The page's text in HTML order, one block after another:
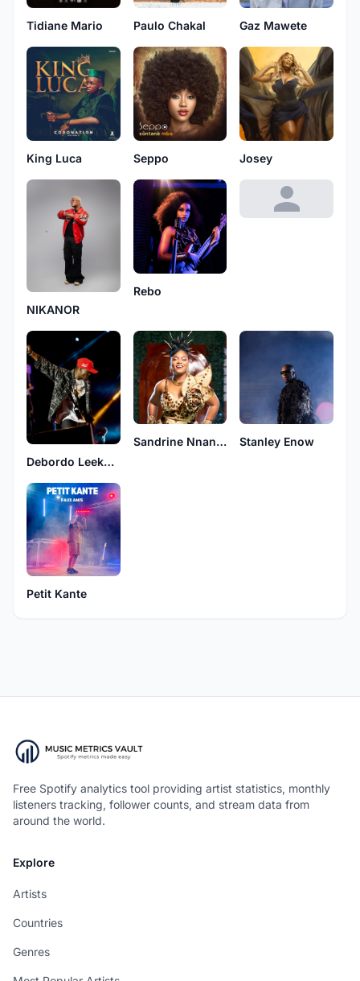
Tidiane Mario Paulo Chakal Gaz Mawete
King Luca Seppo Josey
NIKANOR
Rebo
Debordo Leekunfa
Sandrine Nnanga Stanley Enow
Petit Kante
Free Spotify analytics tool providing artist statistics, monthly
listeners tracking, follower counts, and stream data from
around the world.
Explore
Artists
Countries
Genres